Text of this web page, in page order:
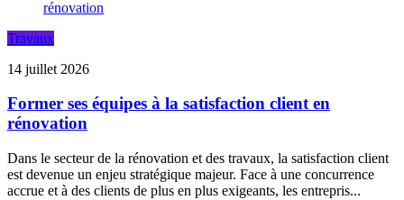
Travaux
14 juillet 2026
Former ses équipes à la satisfaction client en
rénovation
Dans le secteur de la rénovation et des travaux, la satisfaction client
est devenue un enjeu stratégique majeur. Face à une concurrence
accrue et à des clients de plus en plus exigeants, les entrepris...